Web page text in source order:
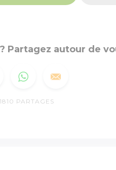
Partagez autour de
1810 PARTAGES